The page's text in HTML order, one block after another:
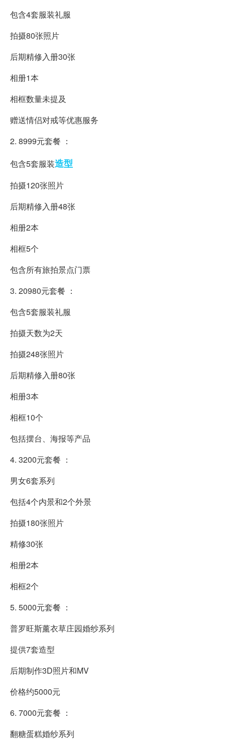
包含4套服装礼服
拍摄80张照片
后期精修入册30张
相册1本
相框数量未提及
赠送情侣对戒等优惠服务
2. 8999元套餐 ：
包含5套服装造型
拍摄120张照片
后期精修入册48张
相册2本
相框5个
包含所有旅拍景点门票
3. 20980元套餐 ：
包含5套服装礼服
拍摄天数为2天
拍摄248张照片
后期精修入册80张
相册3本
相框10个
包括摆台、海报等产品
4. 3200元套餐 ：
男女6套系列
包括4个内景和2个外景
拍摄180张照片
精修30张
相册2本
相框2个
5. 5000元套餐 ：
普罗旺斯薰衣草庄园婚纱系列
提供7套造型
后期制作3D照片和MV
价格约5000元
6. 7000元套餐 ：
翻糖蛋糕婚纱系列